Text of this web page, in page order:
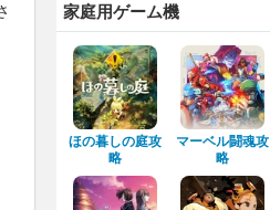
家庭用ゲーム機
ほの暮しの庭攻
略
マーベル闘魂攻
略